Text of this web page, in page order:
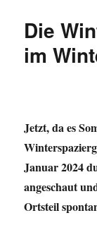
Die
im
Jetzt, da es
Januar 2024
angeschaut
Ortsteil